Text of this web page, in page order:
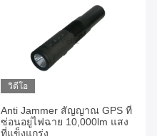
วิดีโอ
Anti Jammer สัญญาณ GPS ที่
ซ่อนอยู่ไฟฉาย 10,000lm แสง
ที่แข็งแกร่ง